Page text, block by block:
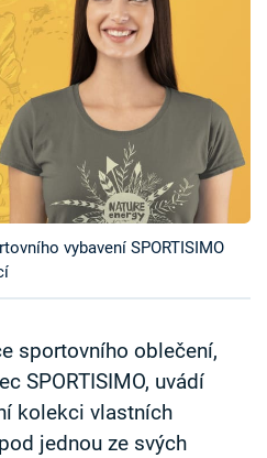
vybavení SPORTISIMO
sportovního oblečení,
SPORTISIMO, uvádí
kolekci vlastních
jednou ze svých